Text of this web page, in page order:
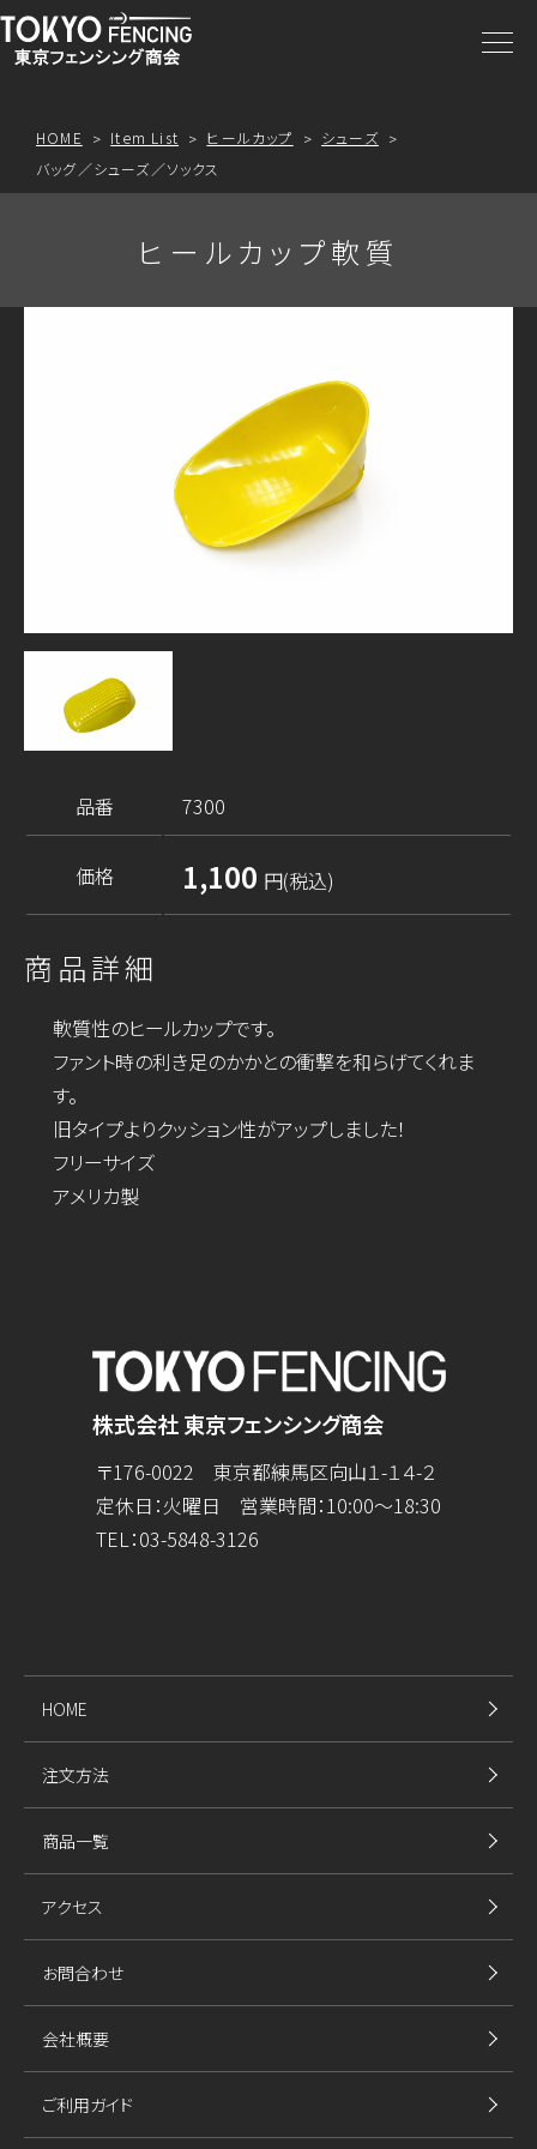
商品一覧
アクセス
HOME Item List ヒールカップ
シューズ
バッグ／シューズ／ソックス
ヒールカップ軟質
品番 7300
価格 1,100 円(税込)
商品詳細
軟質性のヒールカップです。
ファント時の利き足のかかとの衝撃を和らげてくれま
す。
旧タイプよりクッション性がアップしました！
フリーサイズ
アメリカ製
株式会社 東京フェンシング商会
〒176-0022 東京都練馬区向山１-１４-２
定休日：火曜日 営業時間：10:00～18:30
TEL：03-5848-3126
HOME
注文方法
商品一覧
アクセス
お問合わせ
会社概要
ご利用ガイド